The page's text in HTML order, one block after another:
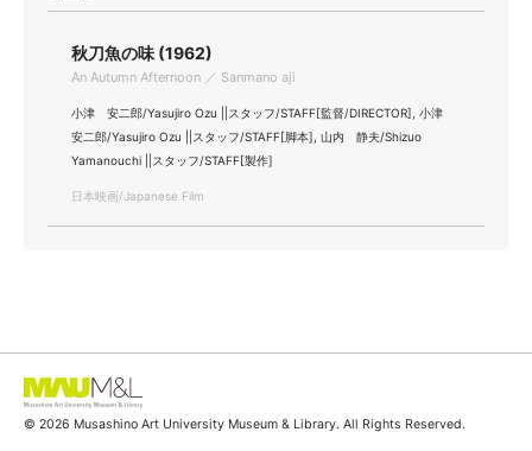
秋刀魚の味 (1962)
An Autumn Afternoon ／ Sanmano aji
小津 安二郎/Yasujiro Ozu ||スタッフ/STAFF[監督/DIRECTOR], 小津
安二郎/Yasujiro Ozu ||スタッフ/STAFF[脚本], 山内 静夫/Shizuo
Yamanouchi ||スタッフ/STAFF[製作]
日本映画/Japanese Film
© 2026 Musashino Art University Museum & Library. All Rights Reserved.